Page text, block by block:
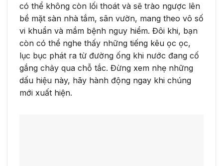
có thể không còn lối thoát và sẽ trào ngược lên
bề mặt sàn nhà tắm, sân vườn, mang theo vô số
vi khuẩn và mầm bệnh nguy hiểm. Đôi khi, bạn
còn có thể nghe thấy những tiếng kêu ọc ọc,
lục bục phát ra từ đường ống khi nước đang cố
gắng chảy qua chỗ tắc. Đừng xem nhẹ những
dấu hiệu này, hãy hành động ngay khi chúng
mới xuất hiện.